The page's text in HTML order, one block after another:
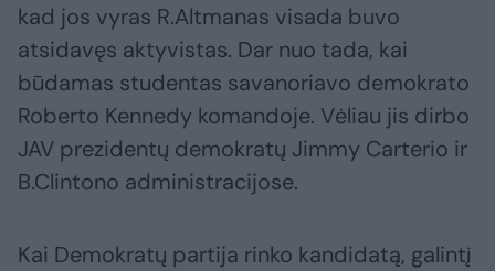
kad jos vyras R.Altmanas visada buvo
atsidavęs aktyvistas. Dar nuo tada, kai
būdamas studentas savanoriavo demokrato
Roberto Kennedy komandoje. Vėliau jis dirbo
JAV prezidentų demokratų Jimmy Carterio ir
B.Clintono administracijose.
Kai Demokratų partija rinko kandidatą, galintį